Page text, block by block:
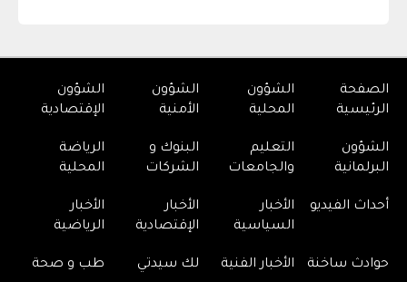
الصفحة
الرئيسية
الشؤون
المحلية
الشؤون
الأمنية
الشؤون
الإقتصادية
الشؤون
البرلمانية
التعليم
والجامعات
البنوك و
الشركات
الرياضة
المحلية
أحداث الفيديو
الأخبار
السياسية
الأخبار
الإقتصادية
الأخبار
الرياضية
حوادث ساخنة الأخبار الفنية لك سيدتي طب و صحة